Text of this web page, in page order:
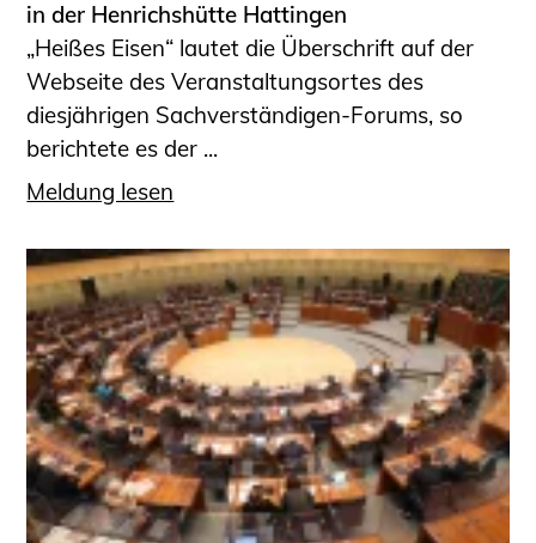
in der Henrichshütte Hattingen
„Heißes Eisen“ lautet die Überschrift auf der
Webseite des Veranstaltungsortes des
diesjährigen Sachverständigen-Forums, so
berichtete es der ...
Meldung lesen